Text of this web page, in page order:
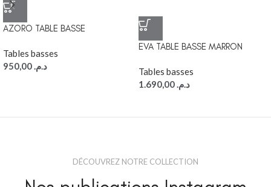
AZORO TABLE BASSE
Tables basses
د.م.
EVA TABLE BASSE MARRON
Tables basses
د.م.
DÉCOUVREZ NOTRE COLLECTION